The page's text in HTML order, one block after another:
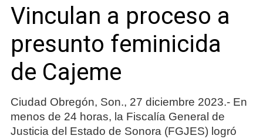
Vinculan a proceso a
presunto feminicida
de Cajeme
Ciudad Obregón, Son., 27 diciembre 2023.- En
menos de 24 horas, la Fiscalía General de
Justicia del Estado de Sonora (FGJES) logró